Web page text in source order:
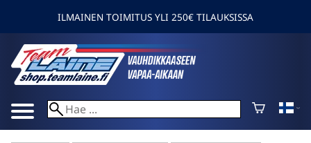
ILMAINEN TOIMITUS YLI 250€ TILAUKSISSA